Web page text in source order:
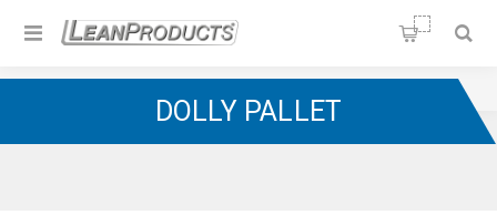
Soluzioni per la Lean
DOLLY PALLET